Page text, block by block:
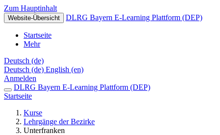
Zum Hauptinhalt
Website-Übersicht DLRG Bayern E-Learning Plattform (DEP)
Startseite
Mehr
Deutsch ‎(de)‎
Deutsch ‎(de)‎ English ‎(en)‎
Anmelden
DLRG Bayern E-Learning Plattform (DEP)
Startseite
Kurse
Lehrgänge der Bezirke
Unterfranken